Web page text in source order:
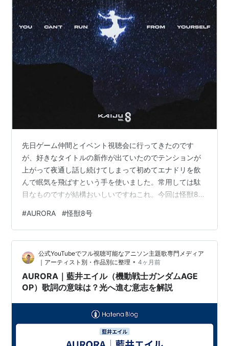
先日ゲーム仲間とイベント視聴会に行ってきたのです
が、好きなタイトルの新作が出ていたのでテンションが
上がって夜通し話し続けてしまって初めてエナドリを飲
んで眠気を飛ばすという手を使いました。常用しては駄
目なものですが結構おいしいですねこれ。今回は怪獣8号
す。2期のオープニングの英語の歌です。 youtu.be 歌詞
は「自分の内面にある本当の自分からは逃げられないん
だよ」という感じで、人間でありながら怪獣の能力を持
っている怪獣8号の内容に合った雰囲気になっています。
(あなたは自身から逃げられない)You can't run…
#AURORA #怪獣8号
公式YouTubeでフル視聴可能なアニソン主題歌専門メディア
｜アーティスト別・作品別に整理 • 4ヶ月前
AURORA｜藍井エイル（機動戦士ガンダムAGE
OP）歌詞の意味は？光へ進む意志を解説